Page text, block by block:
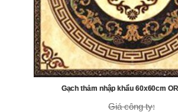
Gạch thảm nhập khẩu 60x60cm
Giá công ty: